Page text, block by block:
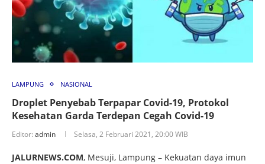
LAMPUNG NASIONAL
Droplet Penyebab Terpapar Covid-19, Protokol
Kesehatan Garda Terdepan Cegah Covid-19
Editor: admin Selasa, 2 Februari 2021, 20:00 WIB
JALURNEWS.COM, Mesuji, Lampung – Kekuatan daya imun